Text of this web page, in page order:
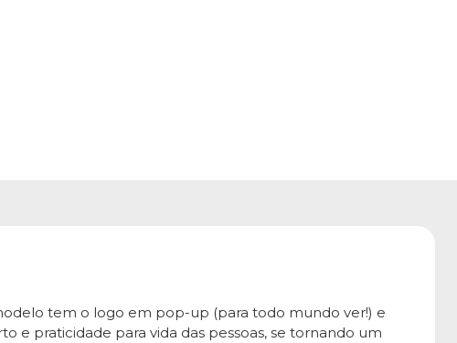
tem o logo em pop-up (para todo mundo ver!) e
e praticidade para vida das pessoas, se tornando um